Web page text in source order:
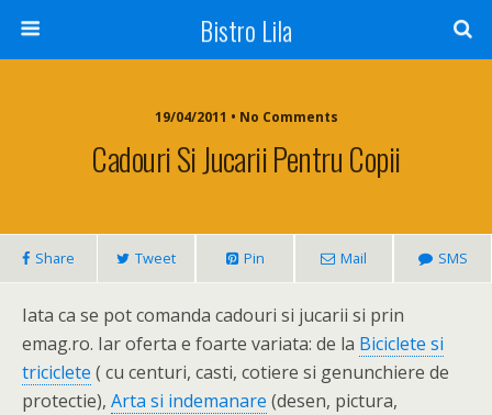
Bistro Lila
19/04/2011 • No Comments
Cadouri Si Jucarii Pentru Copii
Share Tweet Pin Mail SMS
Iata ca se pot comanda cadouri si jucarii si prin
emag.ro. Iar oferta e foarte variata: de la Biciclete si
triciclete ( cu centuri, casti, cotiere si genunchiere de
protectie), Arta si indemanare (desen, pictura,